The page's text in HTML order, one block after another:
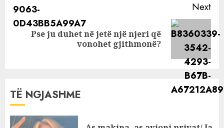
Next
NextPse ju duhet në jetë një njeri që
vonohet gjithmonë?
TË NGJASHME